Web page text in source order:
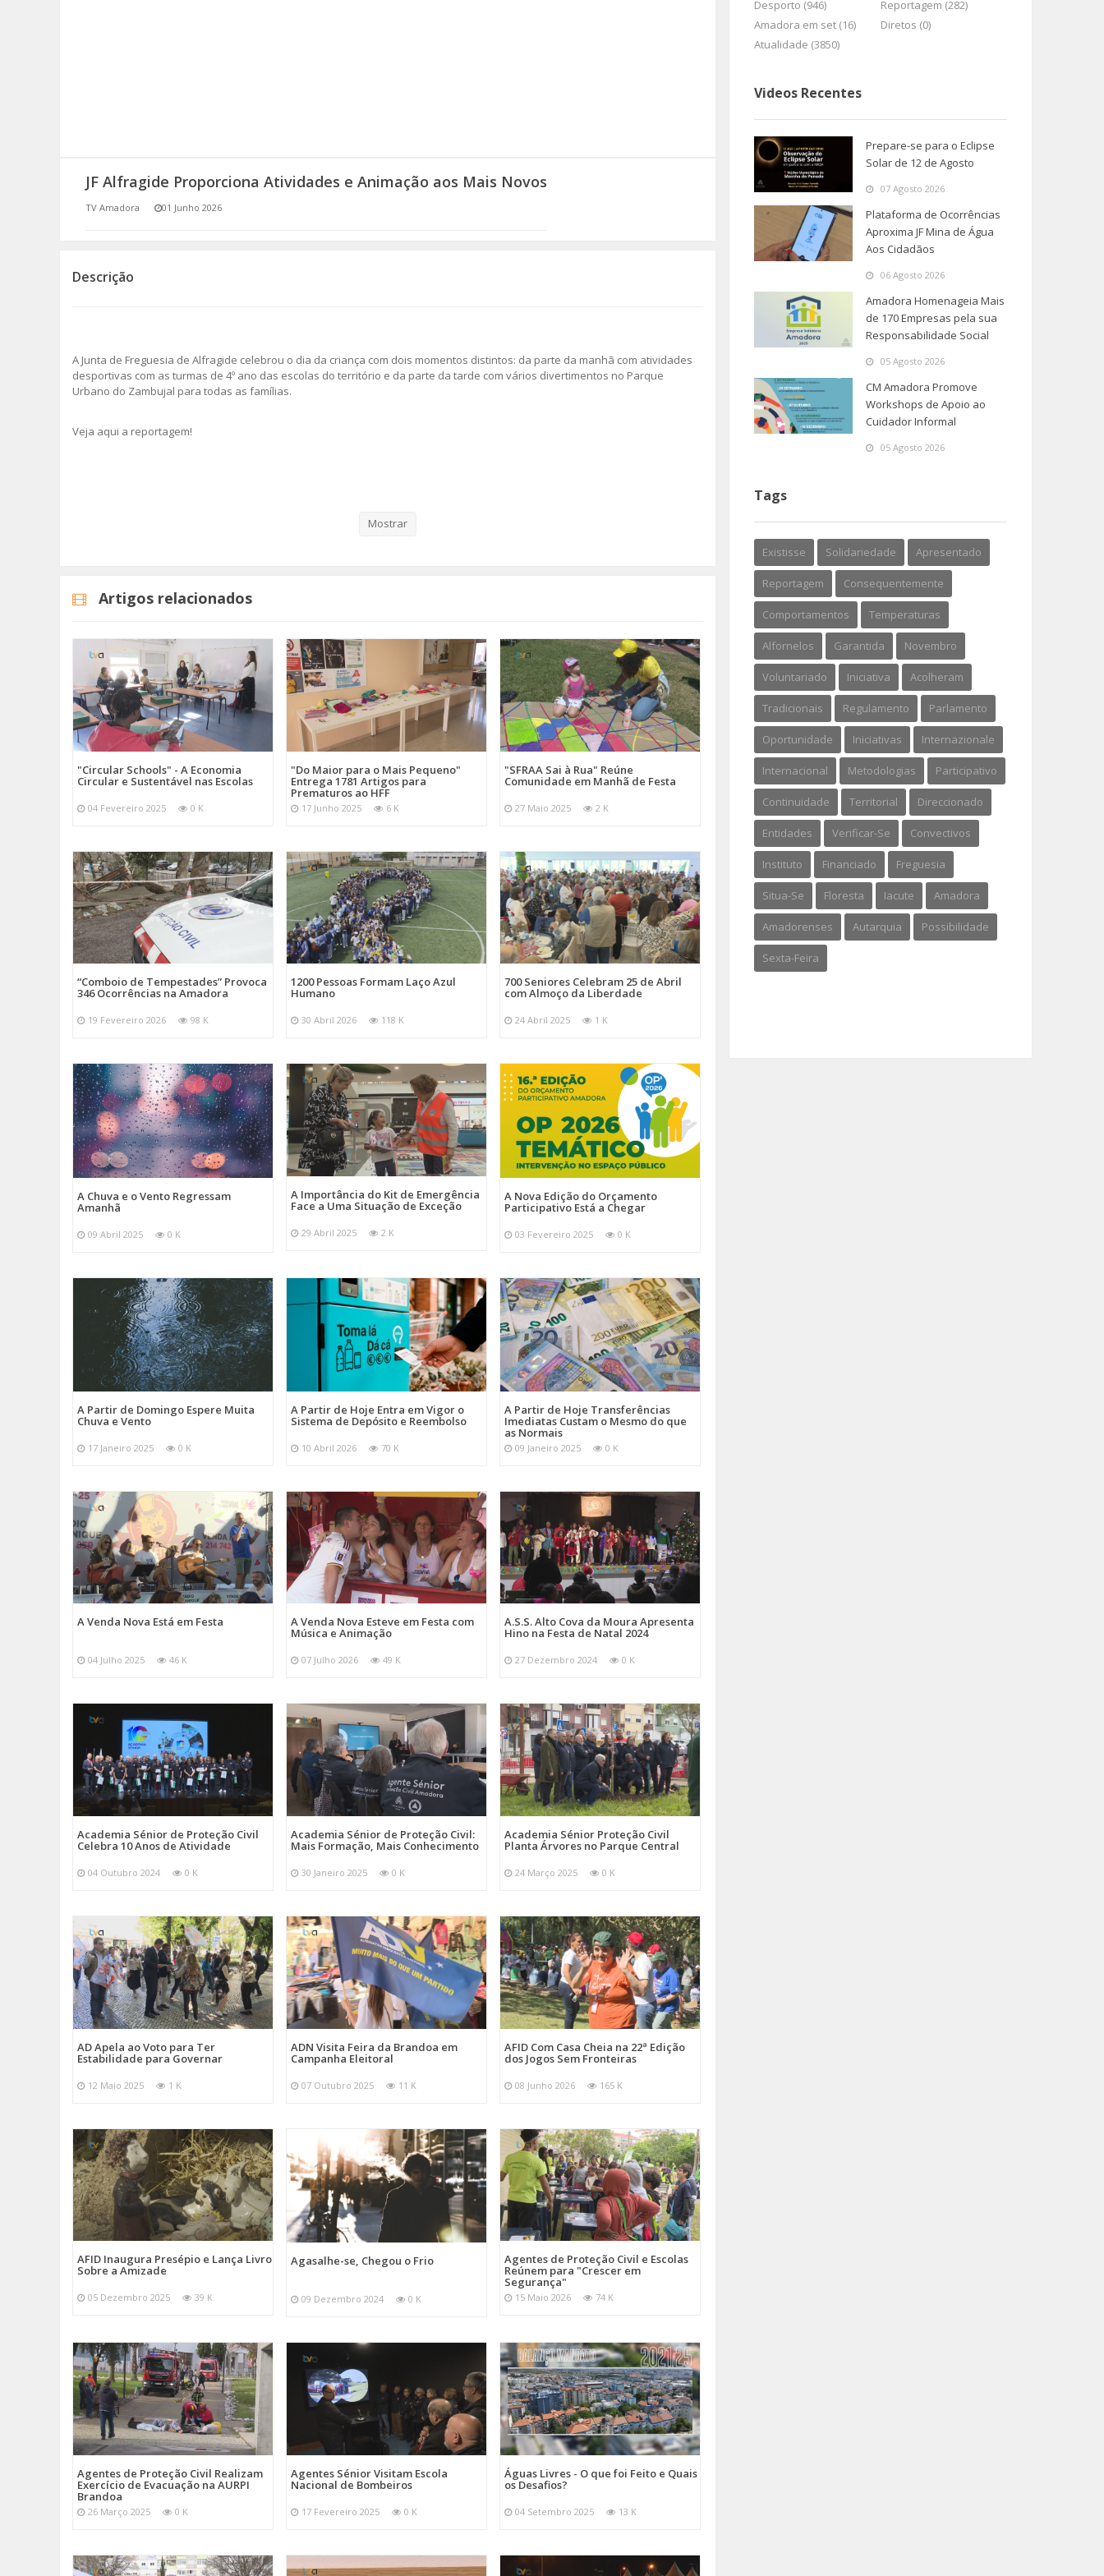
(RE) PENSAMENTOS
JF Alfragide Proporciona Atividades e Animação aos Mais Novos
TV Amadora 01 Junho 2026
Descrição
A Junta de Freguesia de Alfragide celebrou o dia da criança com dois momentos distintos: da parte da manhã com atividades
desportivas com as turmas de 4º ano das escolas do território e da parte da tarde com vários divertimentos no Parque
Urbano do Zambujal para todas as famílias.
Veja aqui a reportagem!
Mostrar
Artigos relacionados
"Circular Schools" - A Economia
Circular e Sustentável nas Escolas
04 Fevereiro 2025 0 K
"Do Maior para o Mais Pequeno"
Entrega 1781 Artigos para
Prematuros ao HFF
17 Junho 2025 6 K
"SFRAA Sai à Rua" Reúne
Comunidade em Manhã de Festa
27 Maio 2025 2 K
“Comboio de Tempestades” Provoca
346 Ocorrências na Amadora
19 Fevereiro 2026 98 K
1200 Pessoas Formam Laço Azul
Humano
30 Abril 2026 118 K
700 Seniores Celebram 25 de Abril
com Almoço da Liberdade
24 Abril 2025 1 K
A Chuva e o Vento Regressam
Amanhã
09 Abril 2025 0 K
A Importância do Kit de Emergência
Face a Uma Situação de Exceção
29 Abril 2025 2 K
A Nova Edição do Orçamento
Participativo Está a Chegar
03 Fevereiro 2025 0 K
A Partir de Domingo Espere Muita
Chuva e Vento
17 Janeiro 2025 0 K
A Partir de Hoje Entra em Vigor o
Sistema de Depósito e Reembolso
10 Abril 2026 70 K
A Partir de Hoje Transferências
Imediatas Custam o Mesmo do que
as Normais
09 Janeiro 2025 0 K
A Venda Nova Está em Festa
04 Julho 2025 46 K
A Venda Nova Esteve em Festa com
Música e Animação
07 Julho 2026 49 K
A.S.S. Alto Cova da Moura Apresenta
Hino na Festa de Natal 2024
27 Dezembro 2024 0 K
Academia Sénior de Proteção Civil
Celebra 10 Anos de Atividade
04 Outubro 2024 0 K
Academia Sénior de Proteção Civil:
Mais Formação, Mais Conhecimento
30 Janeiro 2025 0 K
Academia Sénior Proteção Civil
Planta Árvores no Parque Central
24 Março 2025 0 K
AD Apela ao Voto para Ter
Estabilidade para Governar
12 Maio 2025 1 K
ADN Visita Feira da Brandoa em
Campanha Eleitoral
07 Outubro 2025 11 K
AFID Com Casa Cheia na 22ª Edição
dos Jogos Sem Fronteiras
08 Junho 2026 165 K
AFID Inaugura Presépio e Lança Livro
Sobre a Amizade
05 Dezembro 2025 39 K
Agasalhe-se, Chegou o Frio
09 Dezembro 2024 0 K
Agentes de Proteção Civil e Escolas
Reúnem para "Crescer em
Segurança"
15 Maio 2026 74 K
Agentes de Proteção Civil Realizam
Exercício de Evacuação na AURPI
Brandoa
26 Março 2025 0 K
Agentes Sénior Visitam Escola
Nacional de Bombeiros
17 Fevereiro 2025 0 K
Águas Livres - O que foi Feito e Quais
os Desafios?
04 Setembro 2025 13 K
Desporto (946)
Reportagem (282)
Amadora em set (16)
Diretos (0)
Atualidade (3850)
Videos Recentes
Prepare-se para o Eclipse
Solar de 12 de Agosto
07 Agosto 2026
Plataforma de Ocorrências
Aproxima JF Mina de Água
Aos Cidadãos
06 Agosto 2026
Amadora Homenageia Mais
de 170 Empresas pela sua
Responsabilidade Social
05 Agosto 2026
CM Amadora Promove
Workshops de Apoio ao
Cuidador Informal
05 Agosto 2026
Tags
Existisse Solidariedade Apresentado
Reportagem Consequentemente
Comportamentos Temperaturas
Alfornelos Garantida Novembro
Voluntariado Iniciativa Acolheram
Tradicionais Regulamento Parlamento
Oportunidade Iniciativas Internazionale
Internacional Metodologias Participativo
Continuidade Territorial Direccionado
Entidades Verificar-Se Convectivos
Instituto Financiado Freguesia
Situa-Se Floresta Iacute Amadora
Amadorenses Autarquia Possibilidade
Sexta-Feira